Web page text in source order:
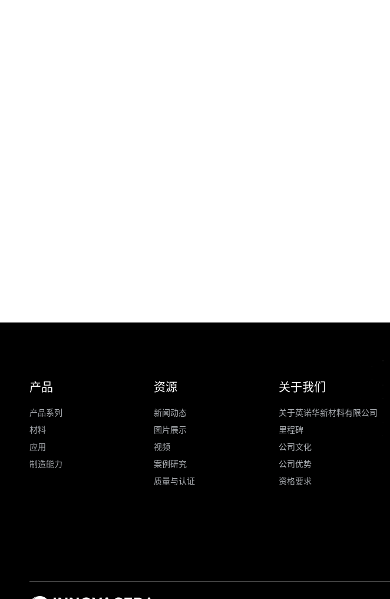
产品
产品系列
材料
应用
制造能力
资源
新闻动态
图片展示
视频
案例研究
质量与认证
关于我们
关于英诺华新材料有限公司
里程碑
公司文化
公司优势
资格要求